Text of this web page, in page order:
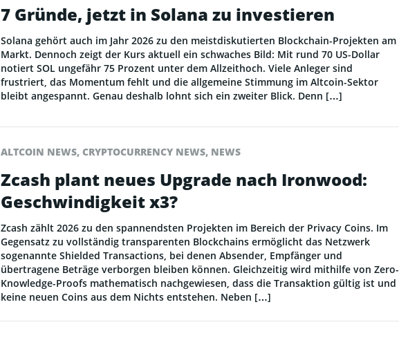
7 Gründe, jetzt in Solana zu investieren
Solana gehört auch im Jahr 2026 zu den meistdiskutierten Blockchain-Projekten am
Markt. Dennoch zeigt der Kurs aktuell ein schwaches Bild: Mit rund 70 US-Dollar
notiert SOL ungefähr 75 Prozent unter dem Allzeithoch. Viele Anleger sind
frustriert, das Momentum fehlt und die allgemeine Stimmung im Altcoin-Sektor
bleibt angespannt. Genau deshalb lohnt sich ein zweiter Blick. Denn […]
ALTCOIN NEWS, CRYPTOCURRENCY NEWS, NEWS
Zcash plant neues Upgrade nach Ironwood:
Geschwindigkeit x3?
Zcash zählt 2026 zu den spannendsten Projekten im Bereich der Privacy Coins. Im
Gegensatz zu vollständig transparenten Blockchains ermöglicht das Netzwerk
sogenannte Shielded Transactions, bei denen Absender, Empfänger und
übertragene Beträge verborgen bleiben können. Gleichzeitig wird mithilfe von Zero-
Knowledge-Proofs mathematisch nachgewiesen, dass die Transaktion gültig ist und
keine neuen Coins aus dem Nichts entstehen. Neben […]